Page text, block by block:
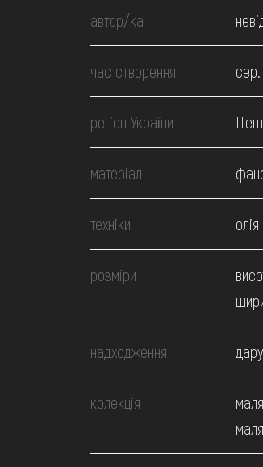
автор/ка
час створення
регіон України
матеріал
техніки олія
розміри
надходження
колекція